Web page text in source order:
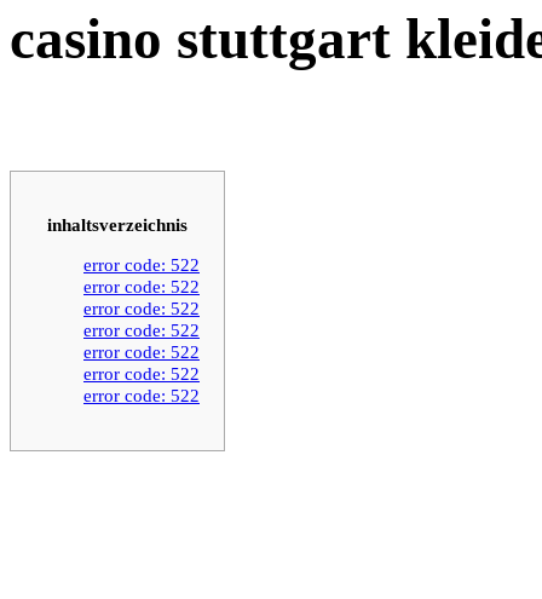
casino stuttgart
inhaltsverzeichnis
error code: 522
error code: 522
error code: 522
error code: 522
error code: 522
error code: 522
error code: 522